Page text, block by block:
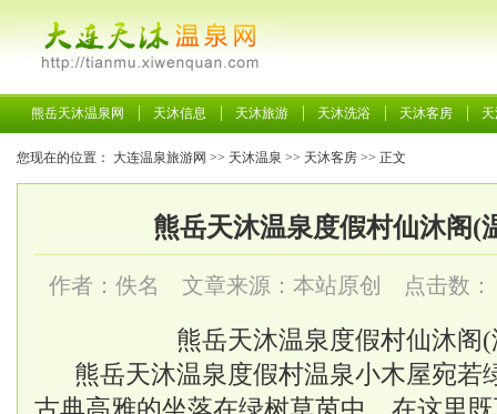
熊岳天沐温泉网 天沐信息 天沐旅游 天沐洗浴 天沐客房
您现在的位置： 大连温泉旅游网 >> 天沐温泉 >> 天沐客房 >> 正文
熊岳天沐温泉度假村仙沐阁(
作者：佚名 文章来源：本站原创 点击数：
熊岳天沐温泉 度假村仙沐阁
熊岳天沐温泉 度假村温泉小木屋宛若